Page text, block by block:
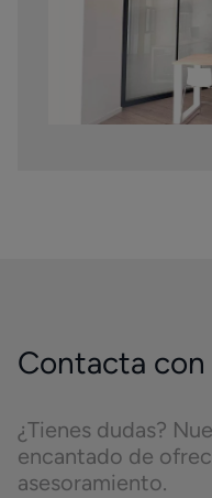
Contacta
¿Tienes dudas?
encantado de
asesoramiento.